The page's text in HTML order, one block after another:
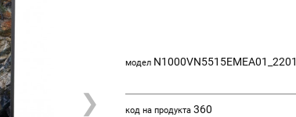
❯
модел N1000VN5515EMEA01_2201
код на продукта 360